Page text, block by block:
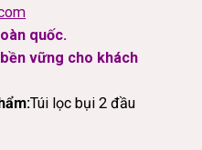
quốc.
vững cho khách
Túi lọc bụi 2 đầu